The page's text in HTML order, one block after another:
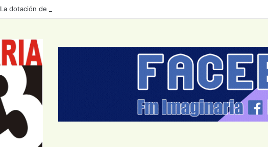
La dotación de personal del Sector Público Nacional: datos a junio 2026